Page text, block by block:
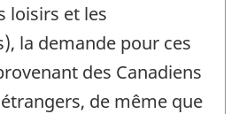
loisirs et les
la demande pour ces
des Canadiens
de même que